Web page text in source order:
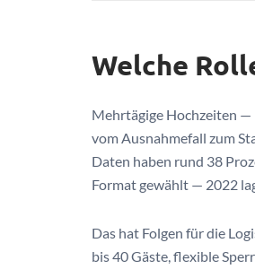
Welche
Mehrtägige Hochzeiten —
vom Ausnahmefall zum
Daten haben rund 38
Format gewählt — 2022
Das hat Folgen für die
bis 40 Gäste, flexible